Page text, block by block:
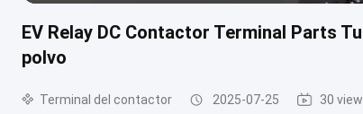
EV Relay DC Contactor Terminal Parts
polvo
Terminal del contactor 2025-07-25 30